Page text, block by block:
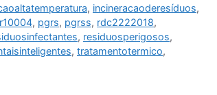
, incineracaoderesíduos,
, pgrs, pgrss, rdc2222018,
, residuosperigosos,
, tratamentotermico,